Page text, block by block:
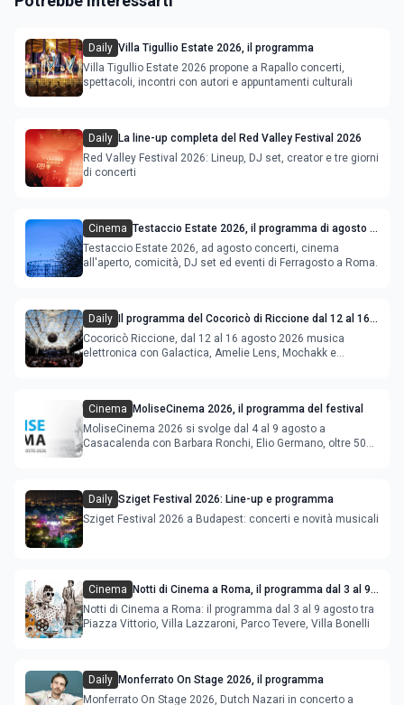
Daily Villa Tigullio Estate 2026, il programma
Villa Tigullio Estate 2026 propone a Rapallo concerti,
spettacoli, incontri con autori e appuntamenti culturali
Daily La line-up completa del Red Valley Festival 2026
Red Valley Festival 2026: Lineup, DJ set, creator e tre giorni
di concerti
Cinema Testaccio Estate 2026, il programma di agosto e
Ferragosto
Testaccio Estate 2026, ad agosto concerti, cinema
all'aperto, comicità, DJ set ed eventi di Ferragosto a Roma.
Daily
Il programma del Cocoricò di Riccione dal 12 al 16
agosto 2026
Cocoricò Riccione, dal 12 al 16 agosto 2026 musica
elettronica con Galactica, Amelie Lens, Mochakk e
Cinema
MoliseCinema 2026, il programma del festival
MoliseCinema 2026 si svolge dal 4 al 9 agosto a
Casacalenda con Barbara Ronchi, Elio Germano, oltre 50
Daily Sziget Festival 2026: Line-up e programma
Sziget Festival 2026 a Budapest: concerti e novità musicali
Cinema
Notti di Cinema a Roma, il programma dal 3 al 9
agosto
Notti di Cinema a Roma: il programma dal 3 al 9 agosto tra
Piazza Vittorio, Villa Lazzaroni, Parco Tevere, Villa Bonelli
Daily Monferrato On Stage 2026, il programma
Monferrato On Stage 2026, Dutch Nazari in concerto a